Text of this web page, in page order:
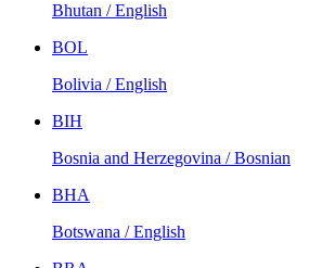
Bhutan / English
BOL
Bolivia / English
BIH
Bosnia and Herzegovina / Bosnian
BHA
Botswana / English